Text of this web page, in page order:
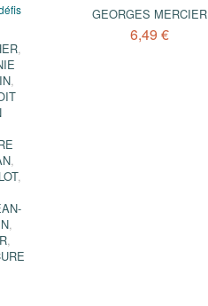
,
,
,
,
,
,
GEORGES MERCIER
6,49 €